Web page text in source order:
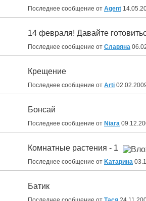
Последнее сообщение от Agent
14 февраля! Давайте
Последнее сообщение от Славяна
Крещение
Последнее сообщение от Arti
Бонсай
Последнее сообщение от Niara
Комнатные растения - 1
Последнее сообщение от Kатарина
Батик